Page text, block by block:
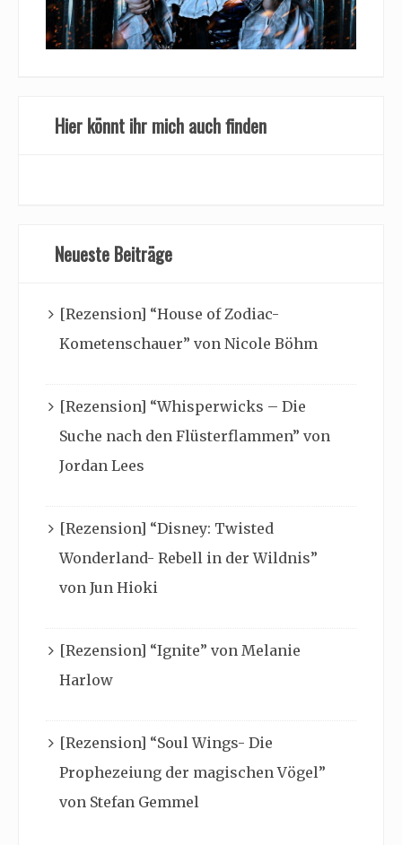
Hier könnt ihr mich auch finden
Neueste Beiträge
[Rezension] “House of Zodiac-
Kometenschauer” von Nicole Böhm
[Rezension] “Whisperwicks – Die
Suche nach den Flüsterflammen” von
Jordan Lees
[Rezension] “Disney: Twisted
Wonderland- Rebell in der Wildnis”
von Jun Hioki
[Rezension] “Ignite” von Melanie
Harlow
[Rezension] “Soul Wings- Die
Prophezeiung der magischen Vögel”
von Stefan Gemmel